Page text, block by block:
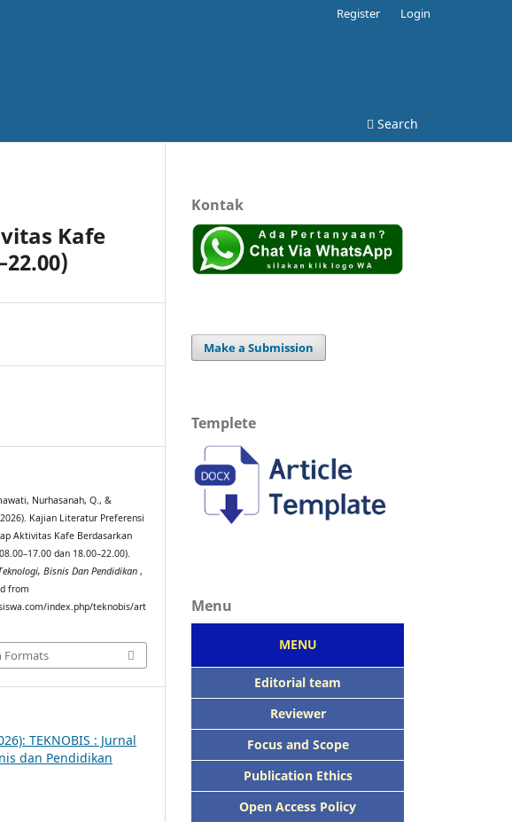
Search
Register Login
Kafe
Nurhasanah, Q., &
Kajian Literatur Preferensi
Aktivitas Kafe Berdasarkan
dan 18.00–22.00).
Bisnis Dan Pendidikan,
from
index.php/teknobis/art
Formats
TEKNOBIS : Jurnal
dan Pendidikan
Kontak
Make a Submission
Templete
Menu
MENU
Editorial team
Reviewer
Focus and Scope
Publication Ethics
Open Access Policy